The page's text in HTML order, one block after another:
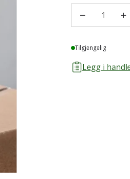
1
Lager
Tilgjengelig
Legg i